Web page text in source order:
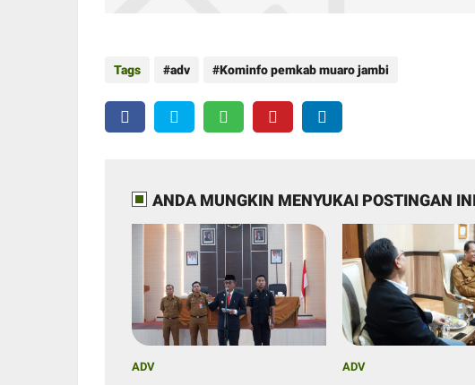
Tags adv Kominfo pemkab muaro jambi
ANDA MUNGKIN MENYUKAI POSTINGAN
ADV ADV